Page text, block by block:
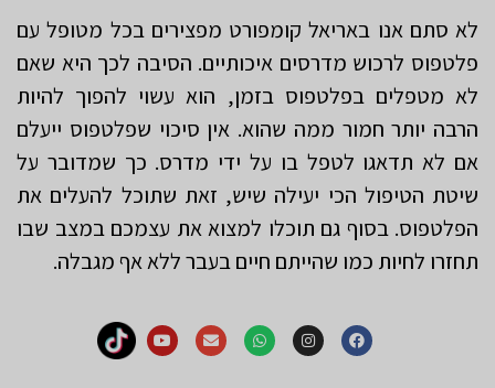
לא סתם אנו באריאל קומפורט מפצירים בכל מטופל עם
פלטפוס לרכוש מדרסים איכותיים. הסיבה לכך היא שאם
לא מטפלים בפלטפוס בזמן, הוא עשוי להפוך להיות
הרבה יותר חמור ממה שהוא. אין סיכוי שפלטפוס ייעלם
אם לא תדאגו לטפל בו על ידי מדרס. כך שמדובר על
שיטת הטיפול הכי יעילה שיש, זאת שתוכל להעלים את
הפלטפוס. בסוף גם תוכלו למצוא את עצמכם במצב שבו
תחזרו לחיות כמו שהייתם חיים בעבר ללא אף מגבלה.